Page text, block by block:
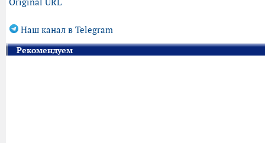
Наш канал в Telegram
Рекомендуем